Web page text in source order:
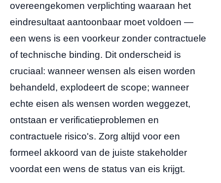
overeengekomen verplichting waaraan het
eindresultaat aantoonbaar moet voldoen —
een wens is een voorkeur zonder contractuele
of technische binding. Dit onderscheid is
cruciaal: wanneer wensen als eisen worden
behandeld, explodeert de scope; wanneer
echte eisen als wensen worden weggezet,
ontstaan er verificatieproblemen en
contractuele risico's. Zorg altijd voor een
formeel akkoord van de juiste stakeholder
voordat een wens de status van eis krijgt.